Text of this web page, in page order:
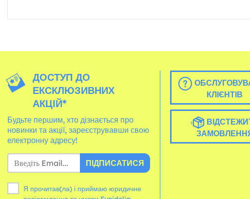
ДОСТУП ДО
ЕКСКЛЮЗИВНИХ
АКЦІЙ*
Будьте першим, хто дізнається про
новинки та акції, зареєструвавши свою
електронну адресу!
ПІДПИСАТИСЯ
Я прочитав(ла) і приймаю юридичне
КЛІЄНТІВ